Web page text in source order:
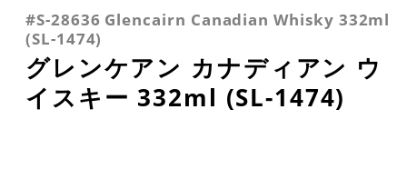
その他ブランド
#S-28636 Glencairn Canadian Whisky 332ml
(SL-1474)
グレンケアン カナディアン ウ
イスキー 332ml (SL-1474)